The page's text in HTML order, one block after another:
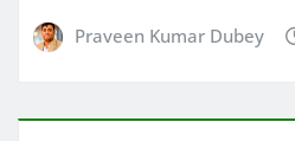
Praveen Kumar Dubey